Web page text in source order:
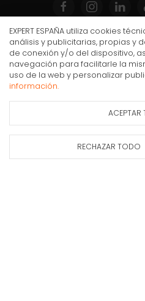
Circulador de aire Ufesa 3D
de alto, Negro
del producto
Añadir al
Compra Online
Mi cuenta y pedidos
Condiciones generales de compra
EXPERT ESPAÑA utiliza cookies
análisis y publicitarias, propias y
de conexión y/o del dispositivo,
navegación para facilitarle la
uso de la web y personalizar
información.
ACEPTAR
RECHAZAR TODO